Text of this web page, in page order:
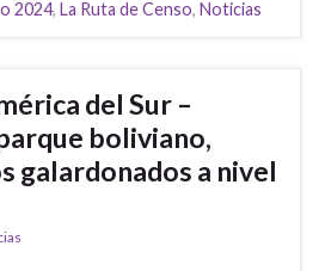
2024, La Ruta de Censo, Noticias
del Sur –
boliviano,
galardonados a nivel